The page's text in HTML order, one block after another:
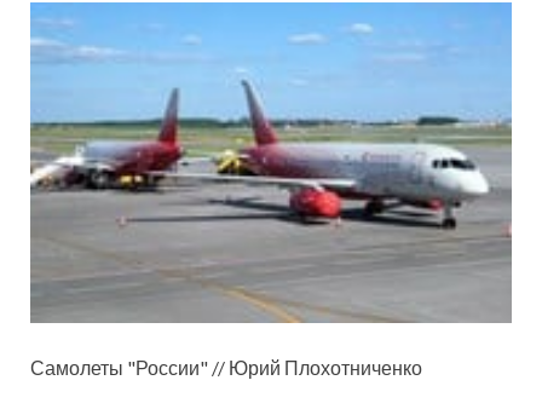
Самолеты "России" // Юрий Плохотниченко